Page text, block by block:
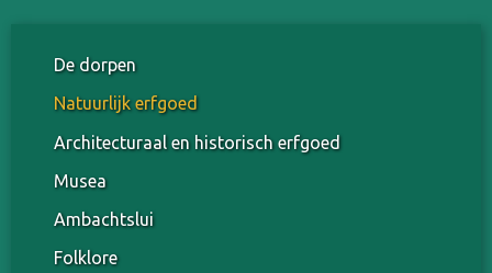
De dorpen
Natuurlijk erfgoed
Architecturaal en historisch erfgoed
Musea
Ambachtslui
Folklore